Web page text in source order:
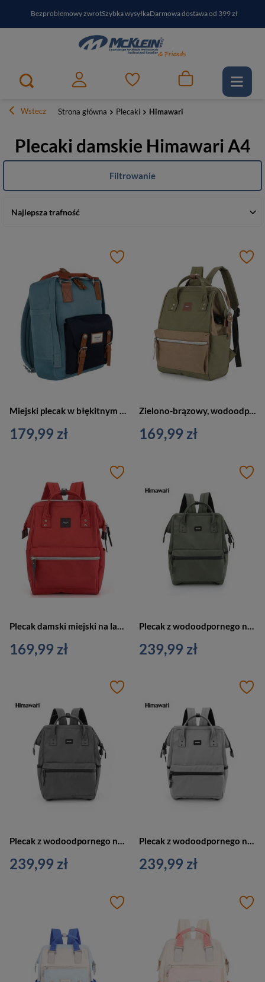
Bezproblemowy zwrotSzybka wysyłkaDarmowa dostawa od 399 zł
PayPo - kup i zapłać za30 dniZapisz się do newslettera i odbierz RABAT
Wstecz Strona główna Plecaki Himawari
Plecaki damskie Himawari A4
Najlepsza trafność
Filtrowanie
Miejski plecak w błękitnym kolorze z miejscem na laptopa - Himawari
179,99 zł
Zielono-brązowy, wodoodporny plecak na laptopa z portem USB - Himawari
169,99 zł
169,99 zł 239,99 zł
Plecak z wodoodpornego nylonu w ciemnoszarym kolorze wyposażony w port USB - Himawari
239,99 zł
Plecak z wodoodpornego nylonu w jasnoszarym kolorze - Himawari
239,99 zł